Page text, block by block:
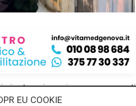
– tra cui un minorenne – avvenuti
locale di Genova. È questo uno
EU COOKIE